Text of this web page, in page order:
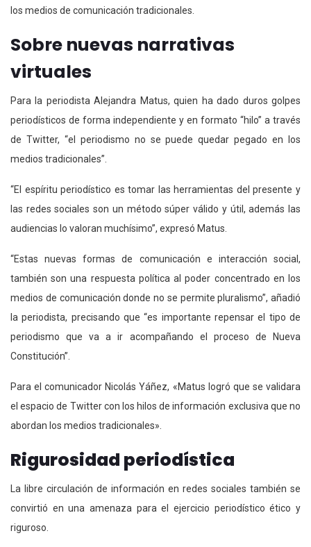
los medios de comunicación tradicionales.
Sobre nuevas narrativas
virtuales
Para la periodista Alejandra Matus, quien ha dado duros golpes
periodísticos de forma independiente y en formato “hilo” a través
de Twitter, “el periodismo no se puede quedar pegado en los
medios tradicionales”.
“El espíritu periodístico es tomar las herramientas del presente y
las redes sociales son un método súper válido y útil, además las
audiencias lo valoran muchísimo”, expresó Matus.
“Estas nuevas formas de comunicación e interacción social,
también son una respuesta política al poder concentrado en los
medios de comunicación donde no se permite pluralismo”, añadió
la periodista, precisando que “es importante repensar el tipo de
periodismo que va a ir acompañando el proceso de Nueva
Constitución”.
Para el comunicador Nicolás Yáñez, «Matus logró que se validara
el espacio de Twitter con los hilos de información exclusiva que no
abordan los medios tradicionales».
Rigurosidad periodística
La libre circulación de información en redes sociales también se
convirtió en una amenaza para el ejercicio periodístico ético y
riguroso.